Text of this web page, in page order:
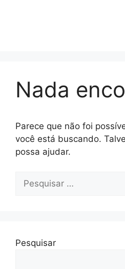
Nada
Parece que não foi
você está buscando.
possa ajudar.
por:
Pesquisar